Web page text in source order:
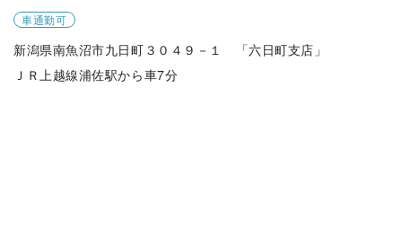
車通勤可
新潟県南魚沼市九日町３０４９－１ 「六日町支店」
ＪＲ上越線浦佐駅から車7分